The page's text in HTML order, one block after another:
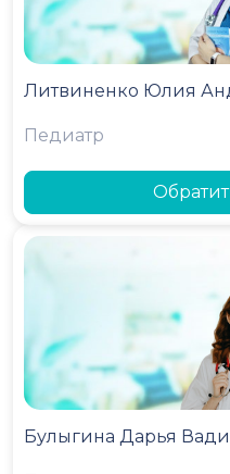
Литвиненко Юлия
Педиатр
Булыгина Дарья